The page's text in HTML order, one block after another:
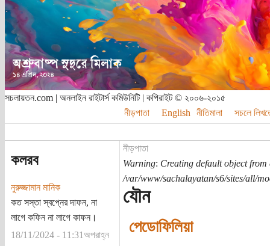
সচলায়তন.com | অনলাইন রাইটার্স কমিউনিটি | কপিরাইট © ২০০৬-২০১৫
নীড়পাতা
English নীতিমালা সচলে
কলরব
নুরুজ্জামান মানিক
কত সস্তা স্বপ্নের দাফন, না
লাগে কফিন না লাগে কাফন।
18/11/2024 - 11:31অপরাহ্ন
নীড়পাতা
Warning: Creating default object from
/var/www/sachalayatan/s6/sites/all/
যৌন
পেডোফিলিয়া